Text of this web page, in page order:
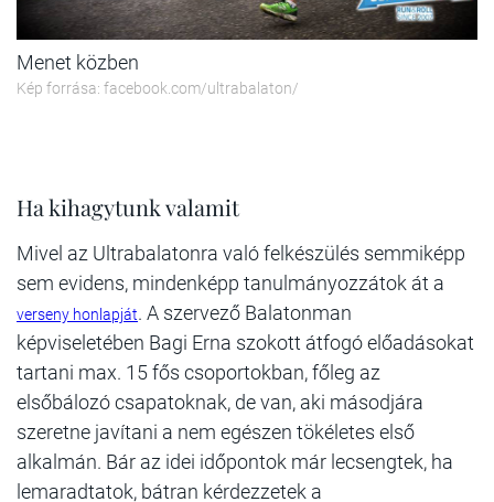
Menet közben
Kép forrása: facebook.com/ultrabalaton/
Ha kihagytunk valamit
Mivel az Ultrabalatonra való felkészülés semmiképp
sem evidens, mindenképp tanulmányozzátok át a
verseny honlapját. A szervező Balatonman
képviseletében Bagi Erna szokott átfogó előadásokat
tartani max. 15 fős csoportokban, főleg az
elsőbálozó csapatoknak, de van, aki másodjára
szeretne javítani a nem egészen tökéletes első
alkalmán. Bár az idei időpontok már lecsengtek, ha
lemaradtatok, bátran kérdezzetek a